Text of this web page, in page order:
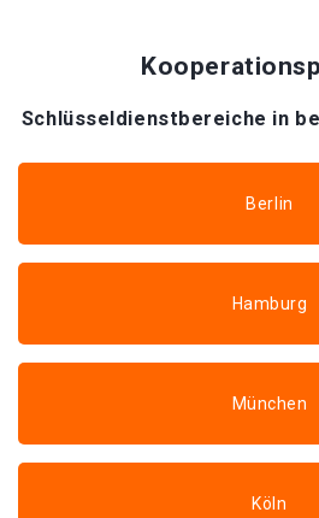
Schlüsseldienstbereiche in
Berlin
Hamburg
München
Köln